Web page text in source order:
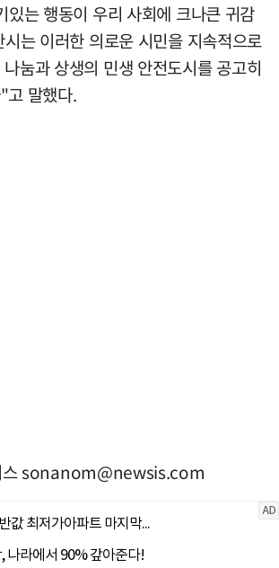
있는 행동이 우리 사회에 크나큰 귀감
는 이러한 의로운 시민을 지속적으로
눔과 상생의 민생 안전도시를 공고히
고 말했다.
sonanom@newsis.com